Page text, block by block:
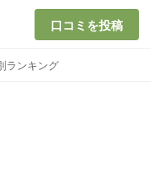
口コミを投稿
ランキング